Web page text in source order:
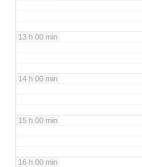
13 h 00 min
14 h 00 min
15 h 00 min
16 h 00 min